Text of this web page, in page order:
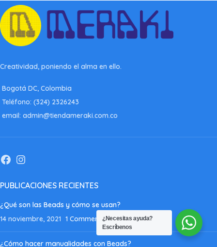
Creatividad, poniendo el alma en ello.
Bogotá DC, Colombia
Teléfono: (324) 2326243
email: admin@tiendameraki.com.co
PUBLICACIONES RECIENTES
¿Qué son las Beads y cómo se usan?
14 noviembre, 2021 1 Comment
¿Cómo hacer manualidades con Beads?
¿Necesitas ayuda?
Escríbenos